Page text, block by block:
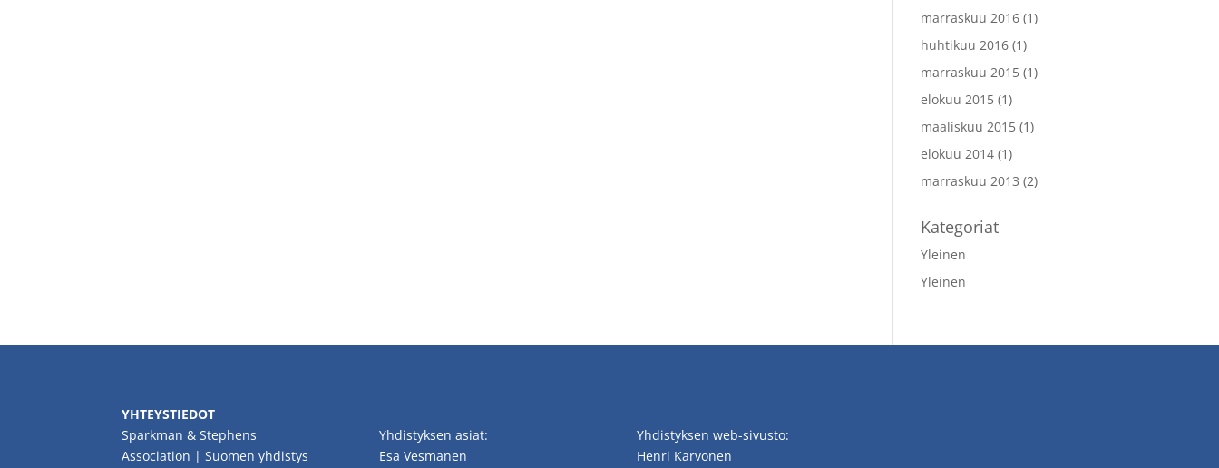
marraskuu 2016 (1)
huhtikuu 2016 (1)
marraskuu 2015 (1)
elokuu 2015 (1)
maaliskuu 2015 (1)
elokuu 2014 (1)
marraskuu 2013 (2)
Kategoriat
Yleinen
Yleinen
YHTEYSTIEDOT
Sparkman & Stephens
Association | Suomen yhdistys
Yhdistyksen asiat:
Esa Vesmanen
Yhdistyksen web-sivusto:
Henri Karvonen